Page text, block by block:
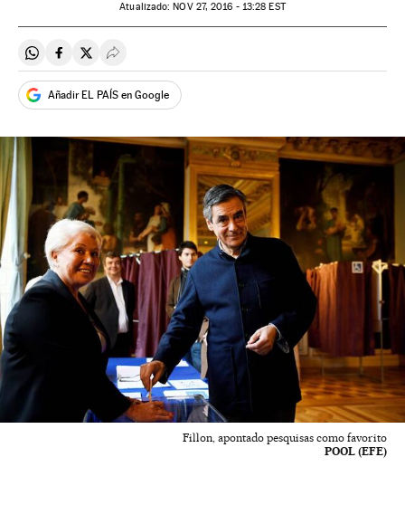
atualizado: NOV27, 2016 - 13:28 EST
Compartir en Whatsapp
Compartir en Facebook
Compartir en Twitter
Desplegar Redes Sociales
Añadir EL PAÍS en Google
Fillon, apontado pesquisas como favorito
POOL (EFE)